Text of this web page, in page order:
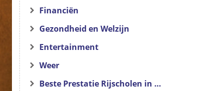
Financiën
Gezondheid en Welzijn
Entertainment
Weer
Beste Prestatie Rijscholen in de Buurt van San Francisco